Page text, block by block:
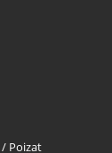
/ Poizat